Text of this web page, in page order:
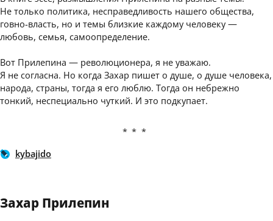
Не только политика, несправедливость нашего общества,
говно-власть, но и темы близкие каждому человеку —
любовь, семья, самоопределение.
Вот Прилепина — революционера, я не уважаю.
Я не согласна. Но когда Захар пишет о душе, о душе человека,
народа, страны, тогда я его люблю. Тогда он небрежно
тонкий, неспециально чуткий. И это подкупает.
***
kybajido
Захар Прилепин